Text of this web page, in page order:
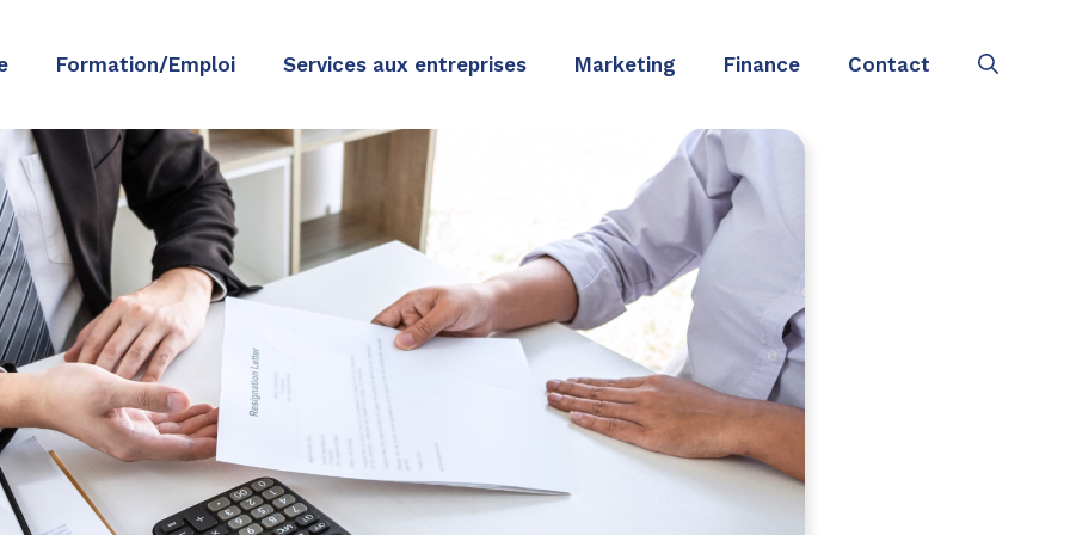
Formation/Emploi Services aux entreprises Marketing Finance Contact